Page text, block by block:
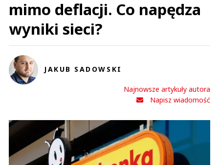
mimo deflacji. Co napędza
wyniki sieci?
JAKUB SADOWSKI
Najnowsze artykuły autora
Napisz wiadomość